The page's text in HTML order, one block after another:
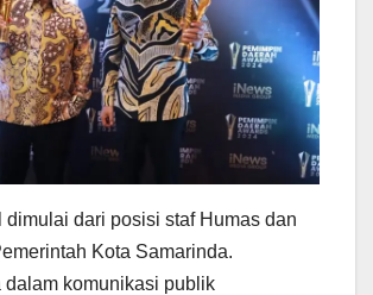
dimulai dari posisi staf Humas dan
Kota Samarinda.
dalam komunikasi publik